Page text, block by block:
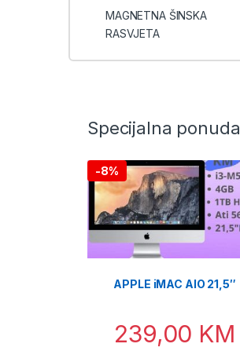
MAGNETNA ŠINSKA
RASVJETA
Specijalna ponuda
-8%
APPLE iMAC AIO 21,5″
239,00 KM